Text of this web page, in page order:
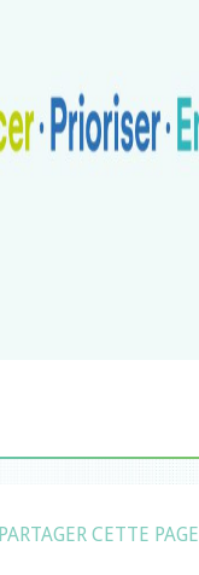
PARTAGER CETTE PAGE